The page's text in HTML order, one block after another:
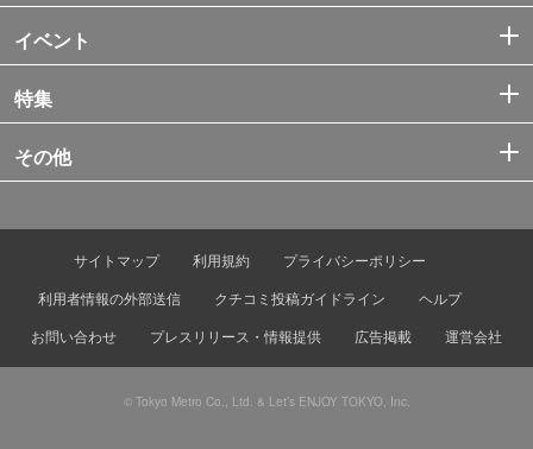
イベント
特集
その他
サイトマップ 利用規約
プライバシーポリシー
利用者情報の外部送信
クチコミ投稿ガイドライン
ヘルプ
お問い合わせ
プレスリリース・情報提供 広告掲載 運営会社
© Tokyo Metro Co., Ltd. & Let’s ENJOY TOKYO, Inc.